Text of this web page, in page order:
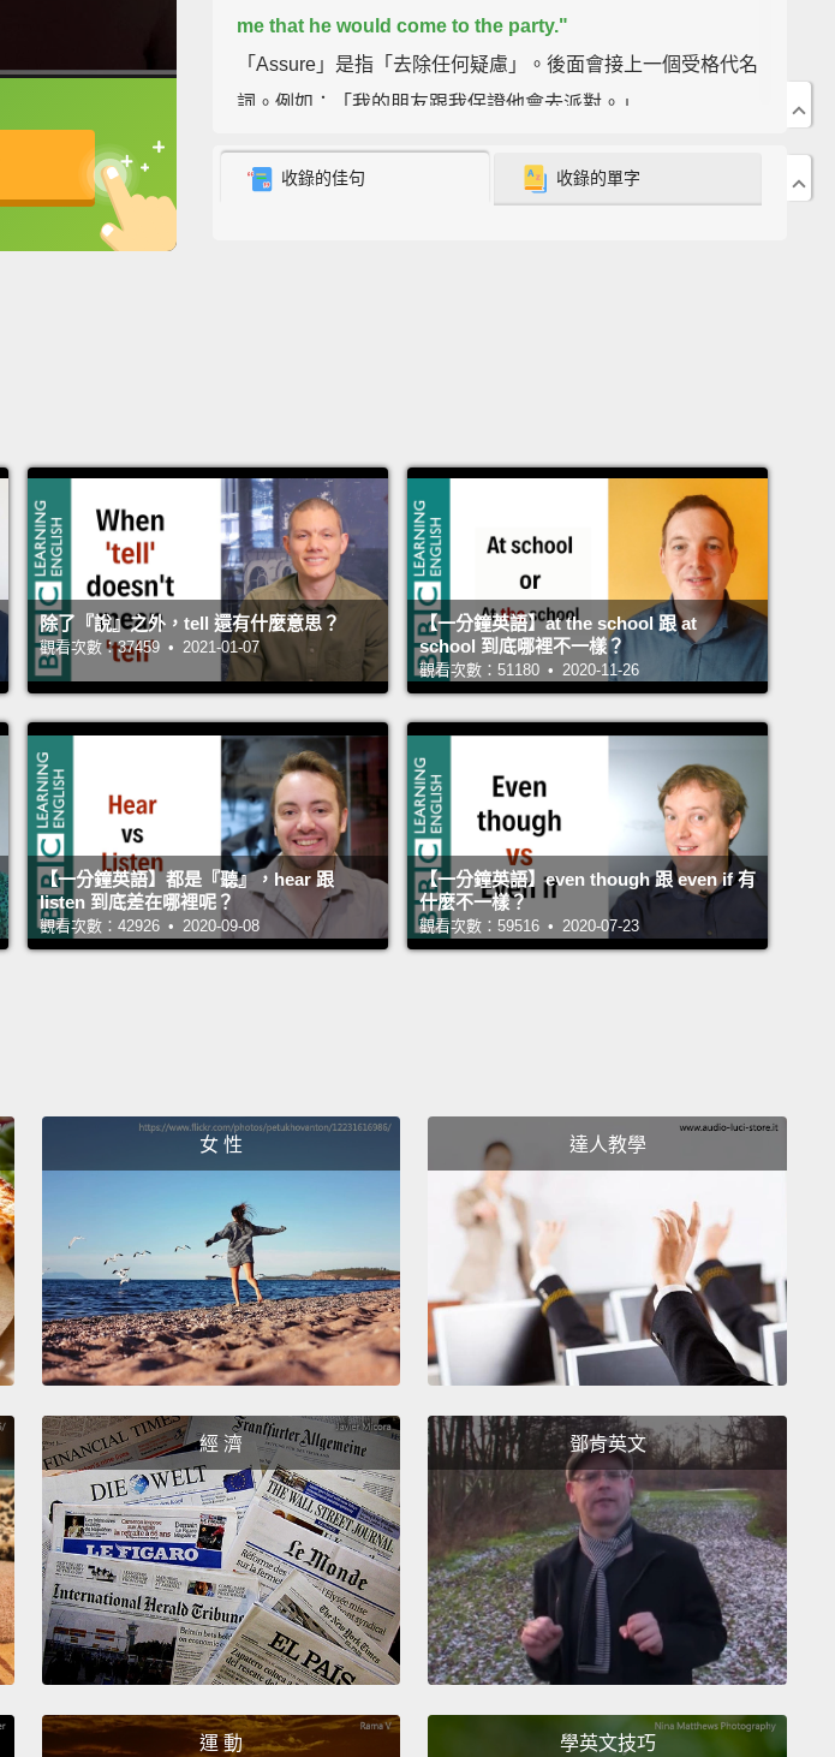
英
me that he would come to the party."
「Assure」是指「去除任何疑慮」。後面會接上一個受格代名
詞。例如：「我的朋友跟我保證他會去派對。」
"To ensure" means "to make sure that something
This verb is not followed by an object
insurance policy."
For example, "I insured my car against
theft."
「Insure」的意思是「運用保險契約保護某樣東西」。例如
說：「我為我的車子投保，避免遭竊。」
收錄的佳句 收錄的單字
除了『說』之外，tell 還有什麼意思？
觀看次數：37459 • 2021-01-07
【一分鐘英語】at the school 跟 at
school 到底哪裡不一樣？
觀看次數：51180 • 2020-11-26
【一分鐘英語】都是『聽』，hear 跟
listen 到底差在哪裡呢？
觀看次數：42926 • 2020-09-08
【一分鐘英語】even though 跟 even if 有
什麼不一樣？
觀看次數：59516 • 2020-07-23
女 性 達人教學
經 濟 鄧肯英文
運 動 學英文技巧